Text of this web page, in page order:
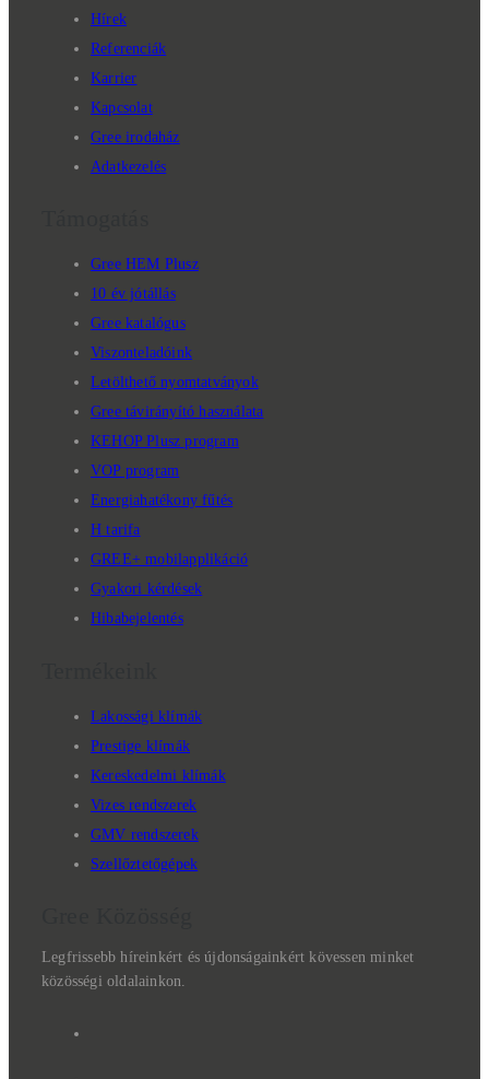
Hírek
Referenciák
Karrier
Kapcsolat
Gree irodaház
Adatkezelés
Gree HEM Plusz
10 év jótállás
Gree katalógus
Viszonteladóink
Letölthető nyomtatványok
Gree távirányító használata
KEHOP Plusz program
VOP program
Energiahatékony fűtés
H tarifa
GREE+ mobilapplikáció
Gyakori kérdések
Hibabejelentés
Lakossági klímák
Prestige klímák
Kereskedelmi klímák
Vizes rendszerek
GMV rendszerek
Szellőztetőgépek
Legfrissebb híreinkért és újdonságainkért kövessen minket
közösségi oldalainkon.